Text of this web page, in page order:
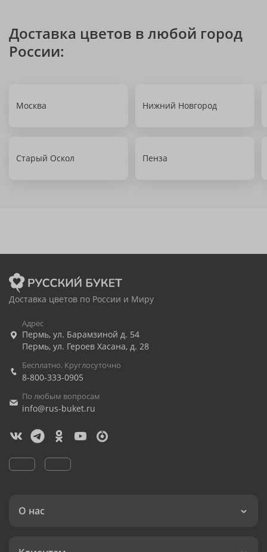
Доставка цветов в любой город
России:
Москва Нижний Новгород
Старый Оскол Пенза
Доставка цветов по России и Миру
Адрес
Пермь, ул. Барамзиной д. 54
Пермь, ул. Героев Хасана, д. 28
Бесплатно. Круглосуточно
8-800-333-0905
По любым вопросам
info@rus-buket.ru
О нас